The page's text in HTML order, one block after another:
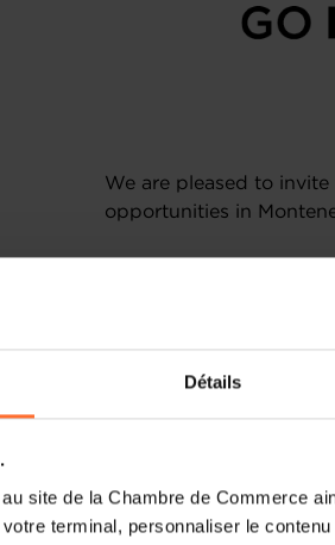
Détails
site de la Chambre de Commerce
terminal, personnaliser le
We are pleased to
opportunities in
Driven by ongoing
Montenegro has
investment and
combined with
increasingly important
The seminar will
investment climate and
energy, ICT,